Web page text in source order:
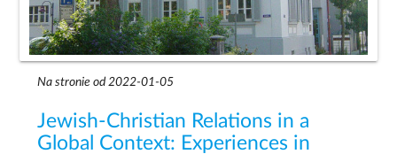
Na stronie od 2022-01-05
Jewish-Christian Relations in a
Global Context: Experiences in